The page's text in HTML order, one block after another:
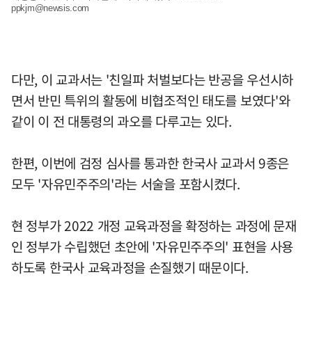
ppkjm@newsis.com
다만, 이 교과서는 '친일파 처벌보다는 반공을 우선시하
면서 반민 특위의 활동에 비협조적인 태도를 보였다'와
같이 이 전 대통령의 과오를 다루고는 있다.
한편, 이번에 검정 심사를 통과한 한국사 교과서 9종은
모두 '자유민주주의'라는 서술을 포함시켰다.
현 정부가 2022 개정 교육과정을 확정하는 과정에 문재
인 정부가 수립했던 초안에 '자유민주주의' 표현을 사용
하도록 한국사 교육과정을 손질했기 때문이다.